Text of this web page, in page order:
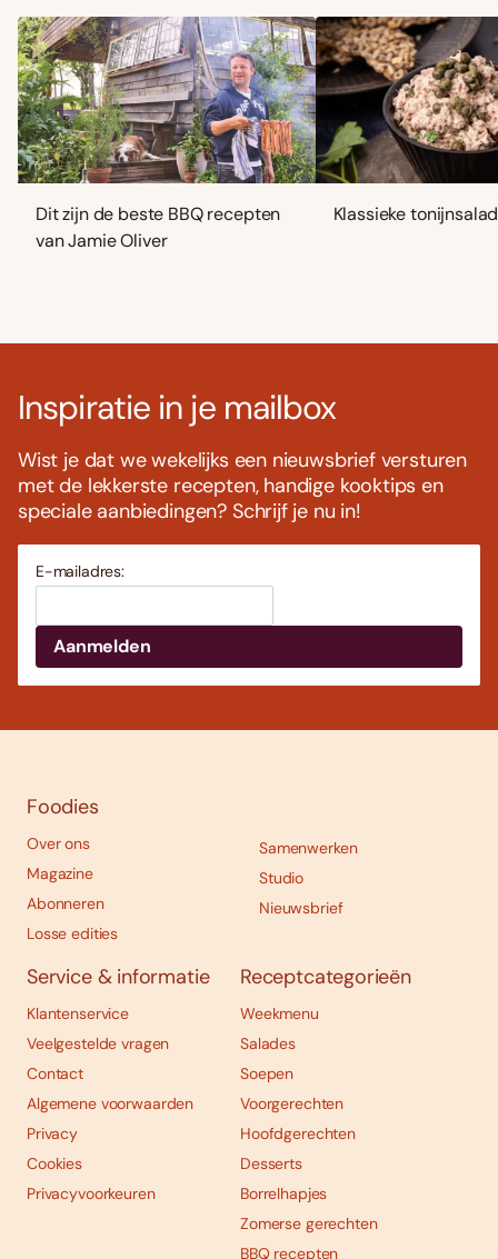
Dit zijn de beste BBQ recepten
van Jamie Oliver
Klassieke
Inspiratie in je mailbox
Wist je dat we wekelijks een nieuwsbrief versturen
met de lekkerste recepten, handige kooktips en
speciale aanbiedingen? Schrijf je nu in!
E-mailadres:
Foodies
Over ons
Magazine
Abonneren
Losse edities
Samenwerken
Studio
Nieuwsbrief
Service & informatie
Klantenservice
Veelgestelde vragen
Contact
Algemene voorwaarden
Privacy
Cookies
Privacyvoorkeuren
Receptcategorieën
Weekmenu
Salades
Soepen
Voorgerechten
Hoofdgerechten
Desserts
Borrelhapjes
Zomerse gerechten
BBQ recepten